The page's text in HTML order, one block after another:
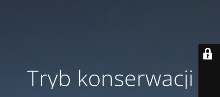
Tryb konserwacji